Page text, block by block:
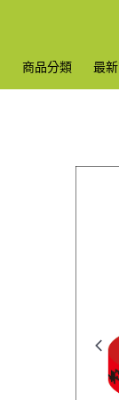
商品分類 最